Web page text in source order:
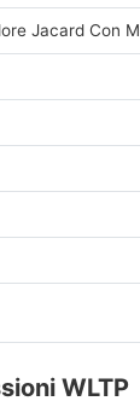
Jacard Con
WLTP